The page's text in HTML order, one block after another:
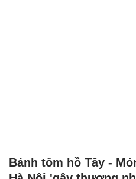
Bánh tôm hồ Tây -